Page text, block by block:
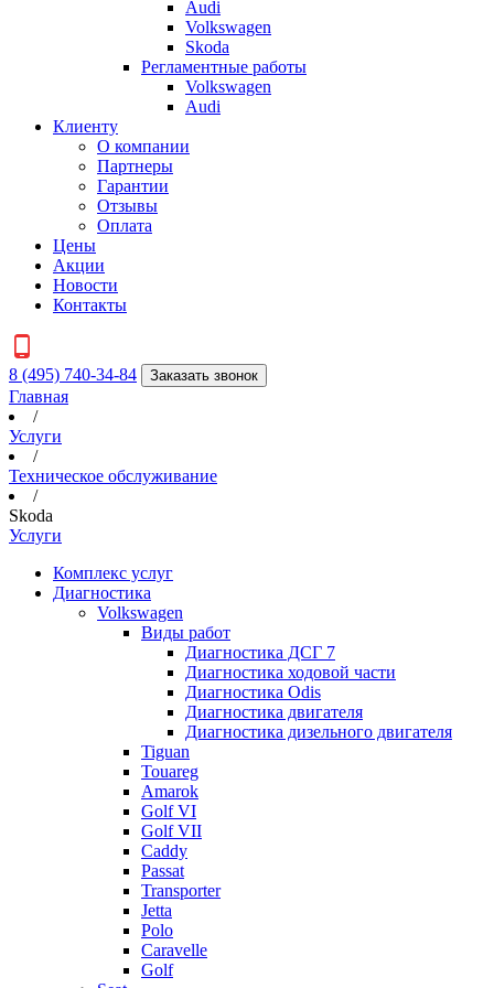
Audi
Volkswagen
Skoda
Регламентные работы
Volkswagen
Audi
Клиенту
О компании
Партнеры
Гарантии
Отзывы
Оплата
Цены
Акции
Новости
Контакты
8 (495) 740-34-84 Заказать звонок
Главная
/
Услуги
/
Техническое обслуживание
/
Skoda
Услуги
Комплекс услуг
Диагностика
Volkswagen
Виды работ
Диагностика ДСГ 7
Диагностика ходовой части
Диагностика Odis
Диагностика двигателя
Диагностика дизельного двигателя
Tiguan
Touareg
Amarok
Golf VI
Golf VII
Caddy
Passat
Transporter
Jetta
Polo
Caravelle
Golf